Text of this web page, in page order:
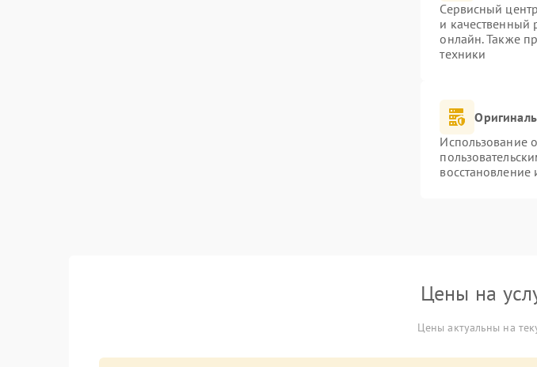
Сервисный
и качественный
онлайн. Также
техники
Использование
Цены на
Цены актуальны на